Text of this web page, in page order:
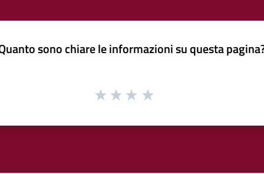
sono chiare le informazioni su questa